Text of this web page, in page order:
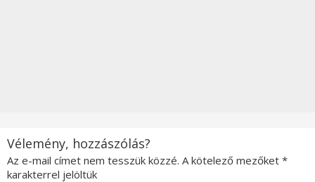
Vélemény, hozzászólás?
Az e-mail címet nem tesszük közzé. A kötelező mezőket *
karakterrel jelöltük